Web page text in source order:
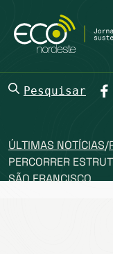
Pesquisar
ÚLTIMAS NOTÍCIAS/
PERCORRER
SÃO FRANCISCO